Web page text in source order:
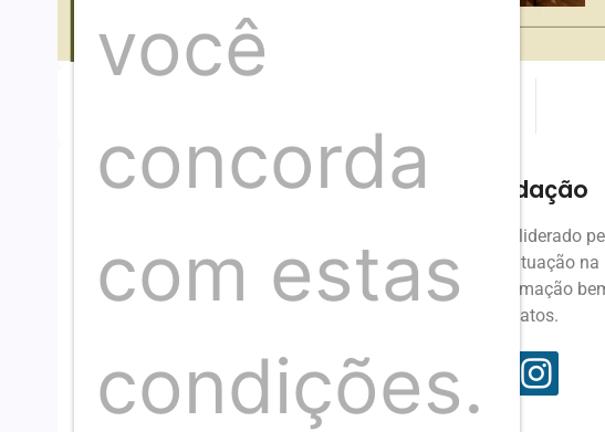
Redação
Somos um time de profissionais de comunicação liderado
com mais de 30 anos de atuação
Neste espaço nosso compromisso é com a informação
fatos.
você
concorda
com estas
condições.